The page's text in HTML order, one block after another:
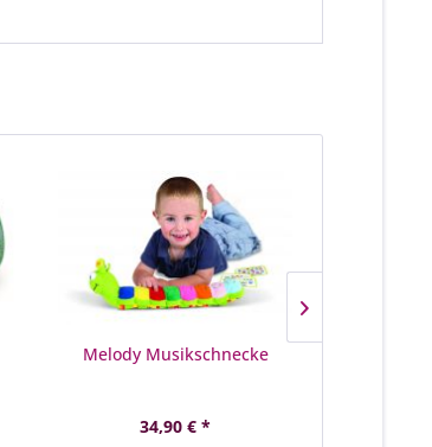
Melody Musikschnecke
34,90 € *